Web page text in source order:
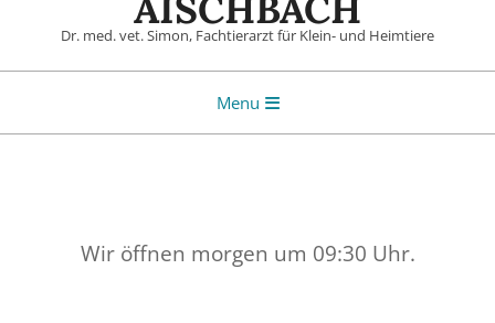
Dr. med. vet. Simon, Fachtierarzt für Klein- und Heimtiere
Menu
Wir öffnen morgen um 09:30 Uhr.